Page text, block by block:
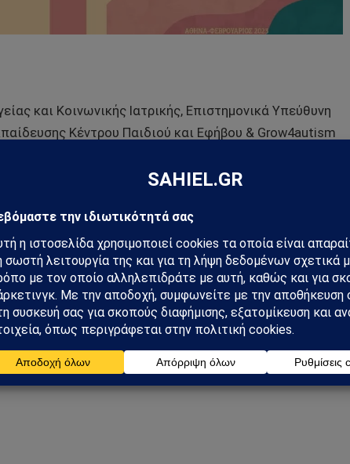
και Κοινωνικής Ιατρικής, Επιστημονικά Υπεύθυνη
Κέντρου Παιδιού και Εφήβου & Grow4autism
Επιστημονικός συντονιστής Grow4autism, Τμήμα
Κέντρο Παιδιού & Εφήβου
Εταιρείας Προστασίας Αυτιστικών Ατόμων
Προστασίας Αυτιστικών Ατόμων
ώστε να φτάσει σε γονείς/φροντιστές